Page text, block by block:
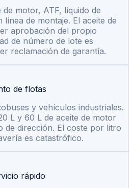
motor, ATF, líquido de
de montaje. El aceite de
aprobación del propio
de número de lote es
reclamación de garantía.
de flotas
y vehículos industriales.
L y 60 L de aceite de motor
de dirección. El coste por litro
es catastrófico.
rápido